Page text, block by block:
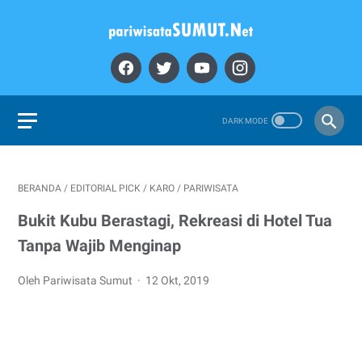
BERANDA / EDITORIAL PICK / KARO / PARIWISATA
Bukit Kubu Berastagi, Rekreasi di Hotel Tua
Tanpa Wajib Menginap
Oleh Pariwisata Sumut 12 Okt, 2019